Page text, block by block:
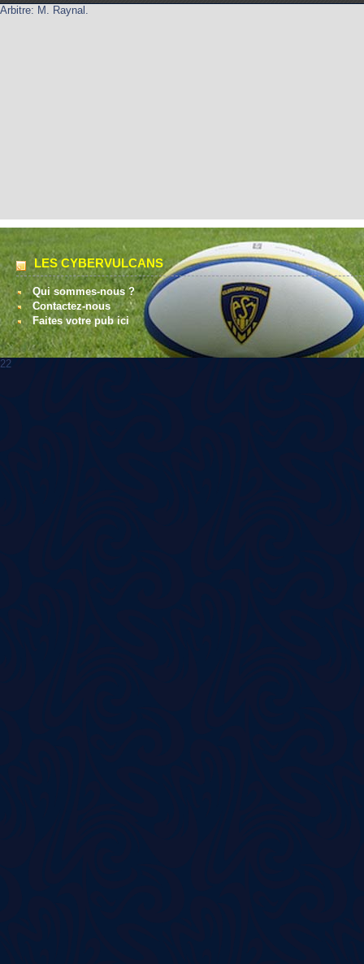
Arbitre: M. Raynal.
LES CYBERVULCANS
Qui sommes-nous ?
Contactez-nous
Faites votre pub ici
22